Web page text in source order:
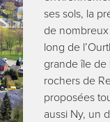
ses sols, la
de
long de
grande île de
rochers de
proposées
aussi Ny, un